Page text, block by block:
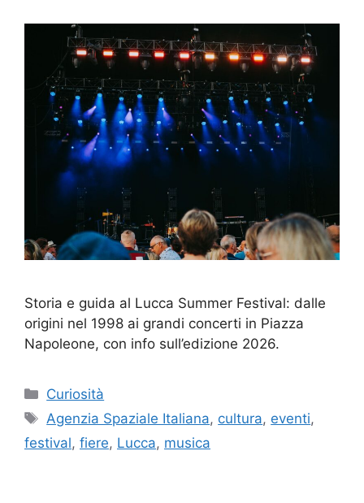
Storia e guida al Lucca Summer Festival: dalle
origini nel 1998 ai grandi concerti in Piazza
Napoleone, con info sull’edizione 2026.
Categorie
Curiosità
Tag
Agenzia Spaziale Italiana, cultura, eventi,
festival, fiere, Lucca, musica